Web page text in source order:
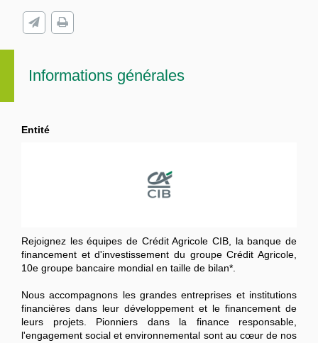
Informations générales
Entité
Rejoignez les équipes de Crédit Agricole CIB, la banque de
financement et d'investissement du groupe Crédit Agricole,
10e groupe bancaire mondial en taille de bilan*.
Nous accompagnons les grandes entreprises et institutions
financières dans leur développement et le financement de
leurs projets. Pionniers dans la finance responsable,
l'engagement social et environnemental sont au cœur de nos